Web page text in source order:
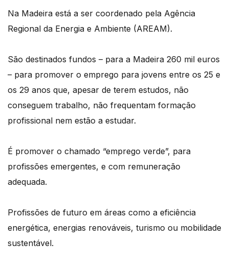
Na Madeira está a ser coordenado pela Agência
Regional da Energia e Ambiente (AREAM).
São destinados fundos – para a Madeira 260 mil euros
– para promover o emprego para jovens entre os 25 e
os 29 anos que, apesar de terem estudos, não
conseguem trabalho, não frequentam formação
profissional nem estão a estudar.
É promover o chamado “emprego verde”, para
profissões emergentes, e com remuneração
adequada.
Profissões de futuro em áreas como a eficiência
energética, energias renováveis, turismo ou mobilidade
sustentável.